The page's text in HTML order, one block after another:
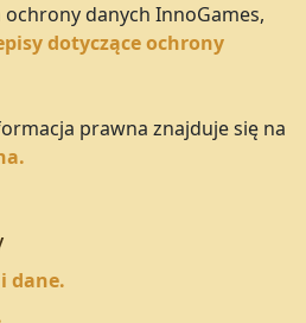
danych InnoGames,
dotyczące ochrony
prawna znajduje się na
dane.